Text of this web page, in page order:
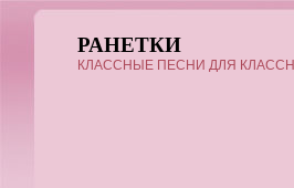
РАНЕТКИ
КЛАССНЫЕ ПЕСНИ ДЛЯ